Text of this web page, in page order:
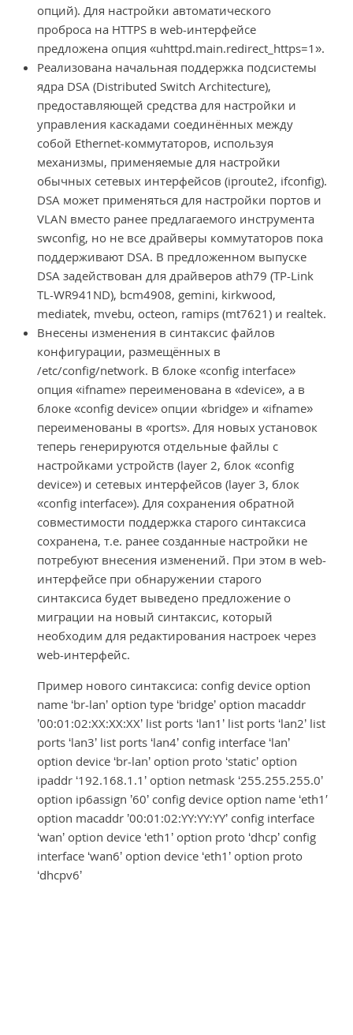
опций). Для настройки автоматического
проброса на HTTPS в web-интерфейсе
предложена опция «uhttpd.main.redirect_https=1».
Реализована начальная поддержка подсистемы
ядра DSA (Distributed Switch Architecture),
предоставляющей средства для настройки и
управления каскадами соединённых между
собой Ethernet-коммутаторов, используя
механизмы, применяемые для настройки
обычных сетевых интерфейсов (iproute2, ifconfig).
DSA может применяться для настройки портов и
VLAN вместо ранее предлагаемого инструмента
swconfig, но не все драйверы коммутаторов пока
поддерживают DSA. В предложенном выпуске
DSA задействован для драйверов ath79 (TP-Link
TL-WR941ND), bcm4908, gemini, kirkwood,
mediatek, mvebu, octeon, ramips (mt7621) и realtek.
Внесены изменения в синтаксис файлов
конфигурации, размещённых в
/etc/config/network. В блоке «config interface»
опция «ifname» переименована в «device», а в
блоке «config device» опции «bridge» и «ifname»
переименованы в «ports». Для новых установок
теперь генерируются отдельные файлы с
настройками устройств (layer 2, блок «config
device») и сетевых интерфейсов (layer 3, блок
«config interface»). Для сохранения обратной
совместимости поддержка старого синтаксиса
сохранена, т.е. ранее созданные настройки не
потребуют внесения изменений. При этом в web-
интерфейсе при обнаружении старого
синтаксиса будет выведено предложение о
миграции на новый синтаксис, который
необходим для редактирования настроек через
web-интерфейс.
Пример нового синтаксиса: config device option
name ‘br-lan’ option type ‘bridge’ option macaddr
’00:01:02:XX:XX:XX’ list ports ‘lan1’ list ports ‘lan2’ list
ports ‘lan3’ list ports ‘lan4’ config interface ‘lan’
option device ‘br-lan’ option proto ‘static’ option
ipaddr ‘192.168.1.1’ option netmask ‘255.255.255.0’
option ip6assign ’60’ config device option name ‘eth1′
option macaddr ’00:01:02:YY:YY:YY’ config interface
‘wan’ option device ‘eth1’ option proto ‘dhcp’ config
interface ‘wan6’ option device ‘eth1’ option proto
‘dhcpv6’